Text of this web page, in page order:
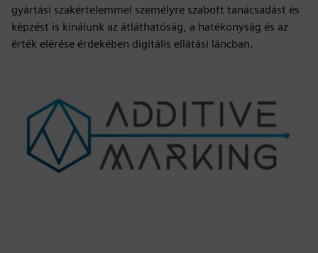
gyártási szakértelemmel személyre szabott tanácsadást és
képzést is kínálunk az átláthatóság, a hatékonyság és az
érték elérése érdekében digitális ellátási láncban.